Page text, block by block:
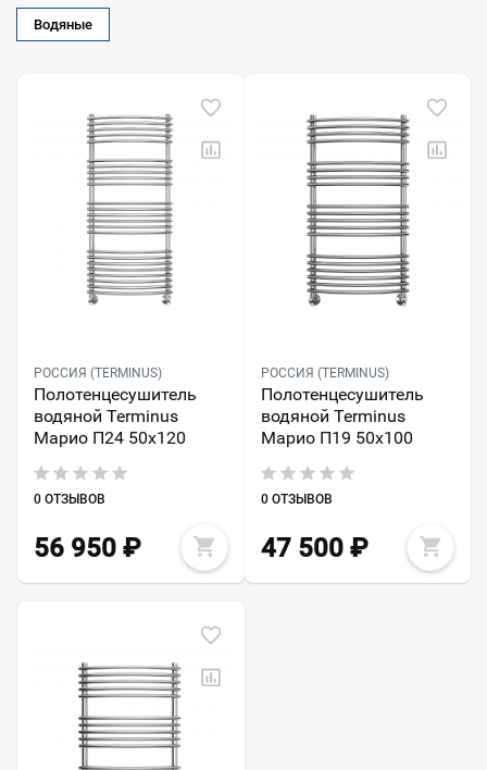
Водяные
РОССИЯ (TERMINUS)
Полотенцесушитель
водяной Terminus
Марио П24 50х120
0 ОТЗЫВОВ
56 950 ₽
РОССИЯ (TERMINUS)
Полотенцесушитель
водяной Terminus
Марио П19 50х100
0 ОТЗЫВОВ
47 500₽